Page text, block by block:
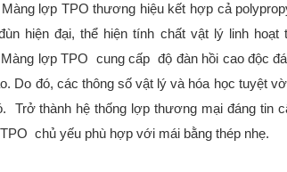
lợp TPO thương hiệu kết hợp cả
hiện đại, thể hiện tính chất vật lý linh
lợp TPO cung cấp độ đàn hồi cao độc
Do đó, các thông số vật lý và hóa học tuyệt
Trở thành hệ thống lợp thương mại đáng tin
chủ yếu phù hợp với mái bằng thép nhẹ.